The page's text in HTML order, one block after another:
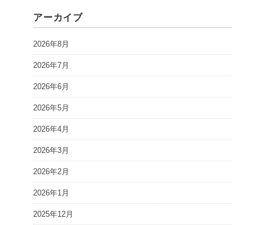
アーカイブ
2026年8月
2026年7月
2026年6月
2026年5月
2026年4月
2026年3月
2026年2月
2026年1月
2025年12月